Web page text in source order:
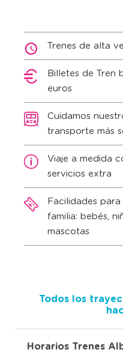
Trenes de alta
Billetes de Tren
euros
Cuidamos
transporte más
Viaje a medida
servicios extra
Facilidades
familia: bebés,
mascotas
Todos los
Horarios Trenes